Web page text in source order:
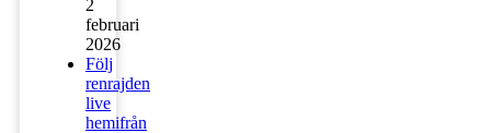
2
februari
2026
Följ
renrajden
live
hemifrån